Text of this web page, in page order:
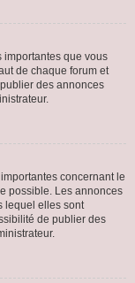
importantes que vous
de chaque forum et
des annonces
concernant le
possible. Les annonces
lequel elles sont
de publier des